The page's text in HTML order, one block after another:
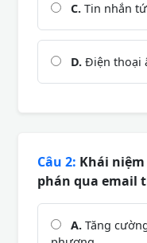
C. Tin nhắn
D. Điện thoại
Câu 2: Khái
phán qua email
A. Tăng